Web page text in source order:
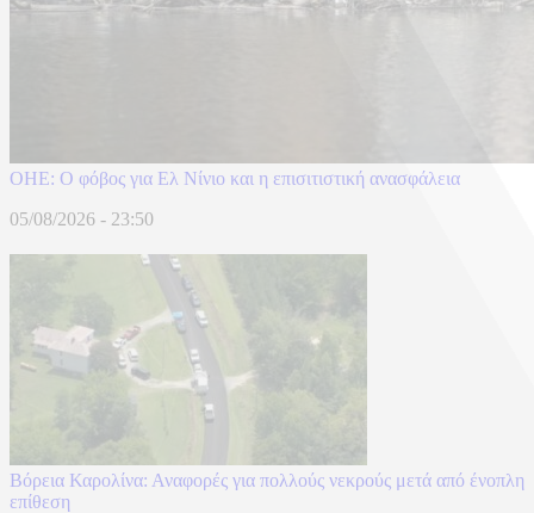
ΟΗΕ: Ο φόβος για Ελ Νίνιο και η επισιτιστική ανασφάλεια
05/08/2026 - 23:50
Βόρεια Καρολίνα: Αναφορές για πολλούς νεκρούς μετά από ένοπλη
επίθεση